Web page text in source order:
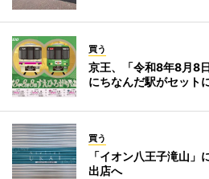
買う
京王、「令和8年8月8
にちなんだ駅がセット
買う
「イオン八王子滝山
出店へ